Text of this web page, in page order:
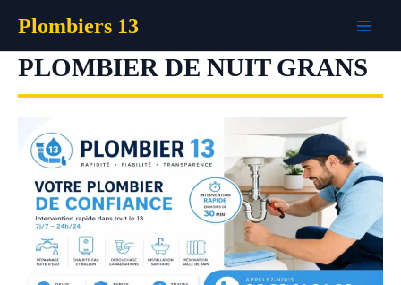
contenu
Plombiers 13
PLOMBIER DE NUIT GRANS